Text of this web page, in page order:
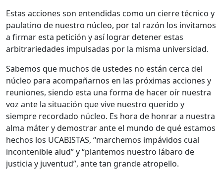
Estas acciones son entendidas como un cierre técnico y
paulatino de nuestro núcleo, por tal razón los invitamos
a firmar esta petición y así lograr detener estas
arbitrariedades impulsadas por la misma universidad.
Sabemos que muchos de ustedes no están cerca del
núcleo para acompañarnos en las próximas acciones y
reuniones, siendo esta una forma de hacer oír nuestra
voz ante la situación que vive nuestro querido y
siempre recordado núcleo. Es hora de honrar a nuestra
alma máter y demostrar ante el mundo de qué estamos
hechos los UCABISTAS, “marchemos impávidos cual
incontenible alud” y “plantemos nuestro lábaro de
justicia y juventud”, ante tan grande atropello.